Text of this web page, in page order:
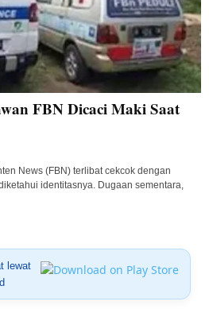
FBN Dicaci Maki Saat
News (FBN) terlibat cekcok dengan
identitasnya. Dugaan sementara,
lewat